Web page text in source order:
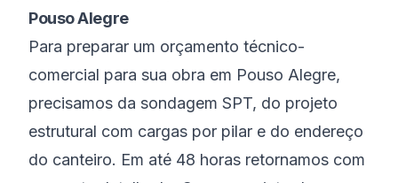
Pouso Alegre
Para preparar um orçamento técnico-
comercial para sua obra em Pouso Alegre,
precisamos da sondagem SPT, do projeto
estrutural com cargas por pilar e do endereço
do canteiro. Em até 48 horas retornamos com